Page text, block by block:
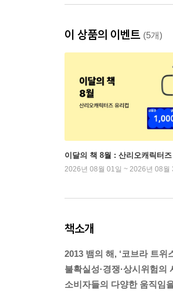
이 상품의 이벤트 (5개)
이달의 책 8월 : 산리오캐릭터즈
2026년 08월 01일 ~ 2026년 08월
책소개
2013 뱀의 해, ‘코브라 트위
불확실성·경쟁·상시위험의
소비자들의 다양한 움직임